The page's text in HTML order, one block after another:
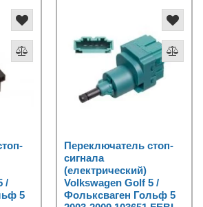
/
5
Переключатель стоп-
сигнала
(електрический)
Volkswagen Golf 5 /
Фольксваген Гольф 5